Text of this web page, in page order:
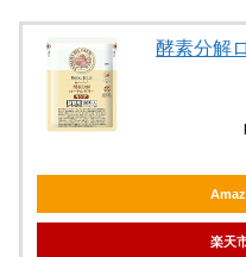
酵素分解
楽天